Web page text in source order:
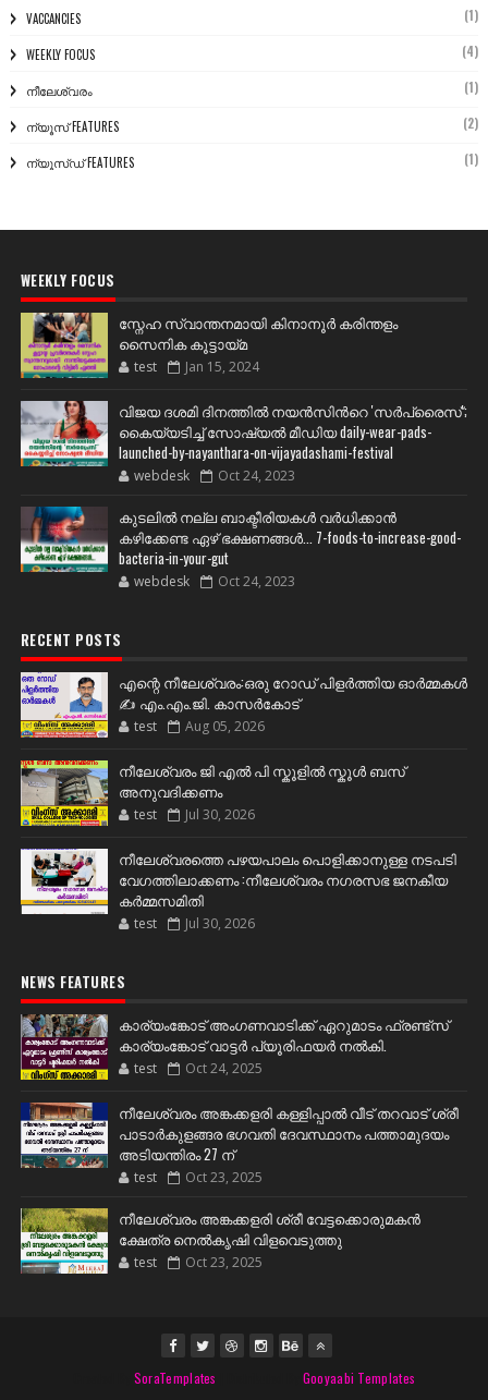
VACCANCIES (1)
WEEKLY FOCUS (4)
നീലേശ്വരം (1)
ന്യൂസ് FEATURES (2)
ന്യൂസ്ഡ് FEATURES (1)
WEEKLY FOCUS
സ്നേഹ സ്വാന്തനമായി കിനാനൂർ കരിന്തളം
സൈനിക കൂട്ടായ്മ
test Jan 15, 2024
വിജയ ദശമി ദിനത്തില്‍ നയന്‍സിന്‍റെ 'സര്‍പ്രൈസ്';
കൈയ്യടിച്ച് സോഷ്യല്‍ മീഡിയ daily-wear-pads-
launched-by-nayanthara-on-vijayadashami-festival
webdesk Oct 24, 2023
കുടലിൽ നല്ല ബാക്ടീരിയകൾ വര്‍ധിക്കാന്‍
കഴിക്കേണ്ട ഏഴ് ഭക്ഷണങ്ങള്‍... 7-foods-to-increase-good-
bacteria-in-your-gut
webdesk Oct 24, 2023
RECENT POSTS
എന്റെ നീലേശ്വരം:ഒരു റോഡ് പിളർത്തിയ ഓർമ്മകൾ
✍️ എം.എം.ജി. കാസർകോട്
test Aug 05, 2026
നീലേശ്വരം ജി എൽ പി സ്കൂളിൽ സ്കൂൾ ബസ്
അനുവദിക്കണം
test Jul 30, 2026
നീലേശ്വരത്തെ പഴയപാലം പൊളിക്കാനുള്ള നടപടി
വേഗത്തിലാക്കണം :നീലേശ്വരം നഗരസഭ ജനകീയ
കർമ്മസമിതി
test Jul 30, 2026
NEWS FEATURES
കാര്യംങ്കോട് അംഗണവാടിക്ക് ഏറുമാടം ഫ്രണ്ട്സ്
കാര്യംങ്കോട് വാട്ടർ പ്യൂരിഫയർ നൽകി.
test Oct 24, 2025
നീലേശ്വരം അങ്കക്കളരി കള്ളിപ്പാൽ വീട് തറവാട് ശ്രീ
പാടാർകുളങ്ങര ഭഗവതി ദേവസ്ഥാനം പത്താമുദയം
അടിയന്തിരം 27 ന്
test Oct 23, 2025
നീലേശ്വരം അങ്കക്കളരി ശ്രീ വേട്ടക്കൊരുമകൻ
ക്ഷേത്ര നെൽകൃഷി വിളവെടുത്തു
test Oct 23, 2025
SoraTemplates Gooyaabi Templates